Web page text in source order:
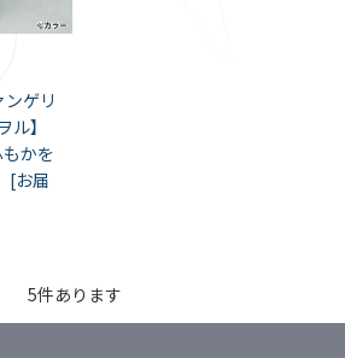
ンゲリ
ル】
かを
[お届
5件あります